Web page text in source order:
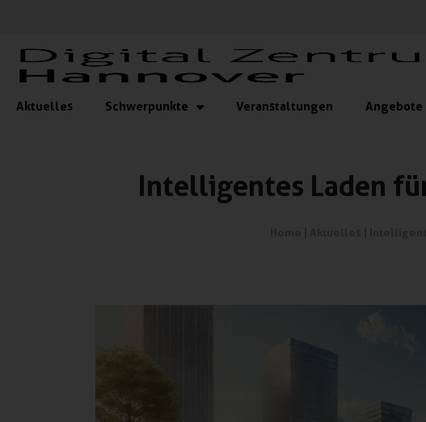
Aktuelles Schwerpunkte Veranstaltungen Angebote
Intelligentes Laden